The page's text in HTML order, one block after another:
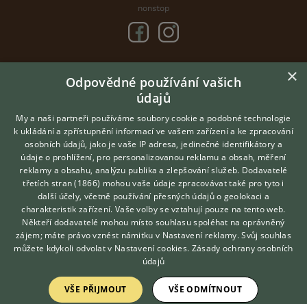
nonstop
DOMOVSKÁ STRÁNKA
INZERCE
ČLÁNKY
CHOVATELSKÉ STANICE
ATLAS
VÝBĚR VHODNÉHO PLEMENE
O nás
Kontakt
Možnosti zvýraznění inzerátů
Zpracování osobních údajů
Hledáte zvířecího kamaráda?
Zdarma vám poradí
VETERINÁŘ ONLINE
KONZULTOVAT S
VETERINÁŘEM
×
Odpovědné používání vašich
údajů
My a naši partneři používáme soubory cookie a podobné technologie
k ukládání a zpřístupnění informací ve vašem zařízení a ke zpracování
osobních údajů, jako je vaše IP adresa, jedinečné identifikátory a
údaje o prohlížení, pro personalizovanou reklamu a obsah, měření
reklamy a obsahu, analýzu publika a zlepšování služeb. Dodavatelé
třetích stran (1866) mohou vaše údaje zpracovávat také pro tyto i
další účely, včetně používání přesných údajů o geolokaci a
charakteristik zařízení. Vaše volby se vztahují pouze na tento web.
Někteří dodavatelé mohou místo souhlasu spoléhat na oprávněný
zájem; máte právo vznést námitku v Nastavení reklamy. Svůj souhlas
můžete kdykoli odvolat v Nastavení cookies. Zásady ochrany osobních
údajů
VŠE PŘIJMOUT VŠE ODMÍTNOUT